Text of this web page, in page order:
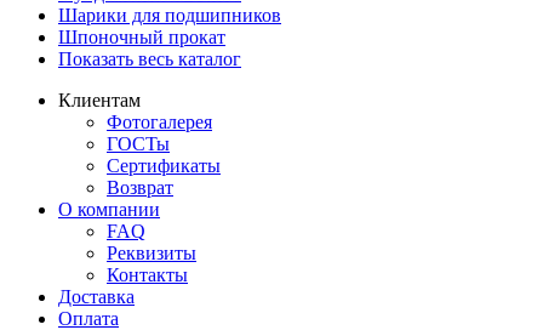
Шарики для подшипников
Шпоночный прокат
Показать весь каталог
Клиентам
Фотогалерея
ГОСТы
Сертификаты
Возврат
О компании
FAQ
Реквизиты
Контакты
Доставка
Оплата